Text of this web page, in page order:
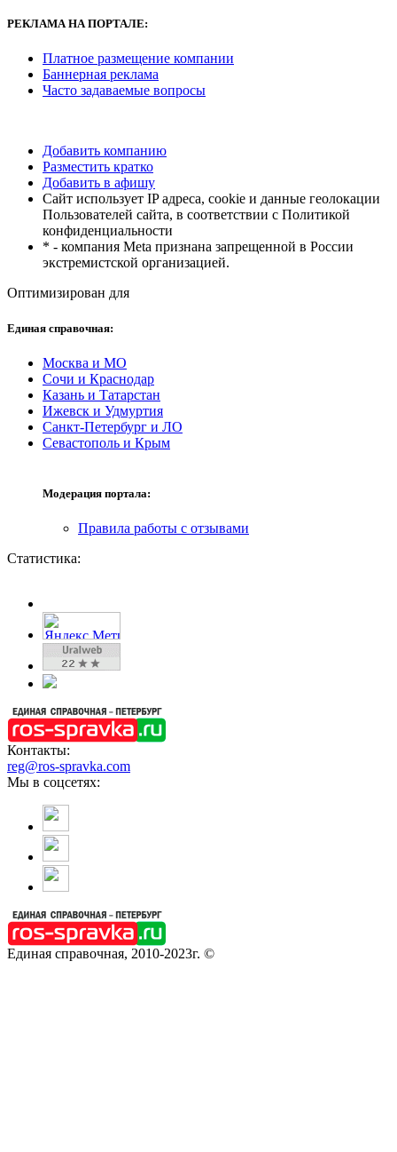
РЕКЛАМАНА ПОРТАЛЕ:
Платное размещение компании
Баннерная реклама
Часто задаваемые вопросы
Добавить компанию
Разместить кратко
Добавить в афишу
Сайт использует IP адреса, cookie и данные геолокации
Пользователей сайта, в соответствии с Политикой
конфиденциальности
* - компания Meta признана запрещенной в России
экстремистской организацией.
Оптимизирован для
Единая справочная:
Москва и МО
Сочи и Краснодар
Казань и Татарстан
Ижевск и Удмуртия
Санкт-Петербург и ЛО
Севастополь и Крым
Модерация портала:
Правила работы с отзывами
Статистика:
Контакты:
reg@ros-spravka.com
Мы в соцсетях:
Единая справочная, 2010-2023г. ©